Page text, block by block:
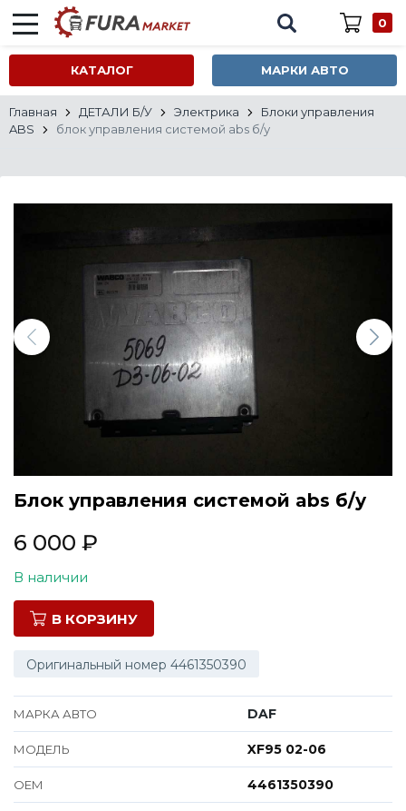
0
КАТАЛОГ МАРКИ АВТО
Все марки
Главная ДЕТАЛИ Б/У Электрика
Блоки управления
ABS
блок управления системой abs б/у
Блок управления системой abs б/у
6 000 ₽
В наличии
В КОРЗИНУ
Оригинальный номер 4461350390
МАРКА АВТО DAF
МОДЕЛЬ XF95 02-06
ОЕМ 4461350390